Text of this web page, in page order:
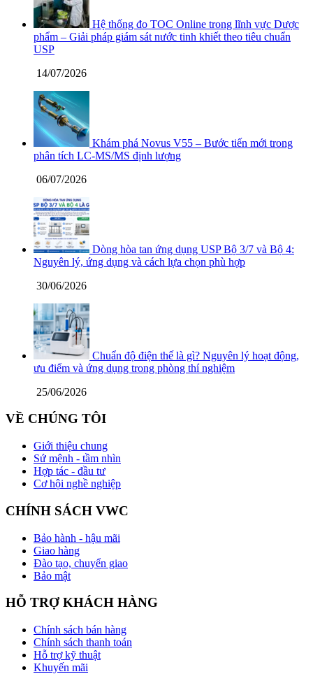
Hệ thống đo TOC Online trong lĩnh vực Dược
phẩm – Giải pháp giám sát nước tinh khiết theo tiêu chuẩn
USP
14/07/2026
Khám phá Novus V55 – Bước tiến mới trong
phân tích LC-MS/MS định lượng
06/07/2026
Dòng hòa tan ứng dụng USP Bộ 3/7 và Bộ 4:
Nguyên lý, ứng dụng và cách lựa chọn phù hợp
30/06/2026
Chuẩn độ điện thế là gì? Nguyên lý hoạt động,
ưu điểm và ứng dụng trong phòng thí nghiệm
25/06/2026
VỀ CHÚNG TÔI
Giới thiệu chung
Sứ mệnh - tầm nhìn
Hợp tác - đầu tư
Cơ hội nghề nghiệp
CHÍNH SÁCH VWC
Bảo hành - hậu mãi
Giao hàng
Đào tạo, chuyển giao
Bảo mật
HỖ TRỢ KHÁCH HÀNG
Chính sách bán hàng
Chính sách thanh toán
Hỗ trợ kỹ thuật
Khuyến mãi